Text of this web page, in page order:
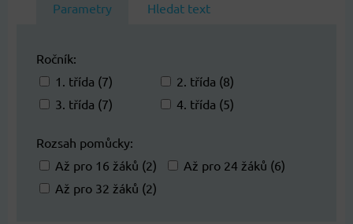
Parametry Hledat text
Ročník:
1. třída (7)
2. třída (8)
3. třída (7)
4. třída (5)
Rozsah pomůcky:
Až pro 16 žáků (2)
Až pro 24 žáků (6)
Až pro 32 žáků (2)